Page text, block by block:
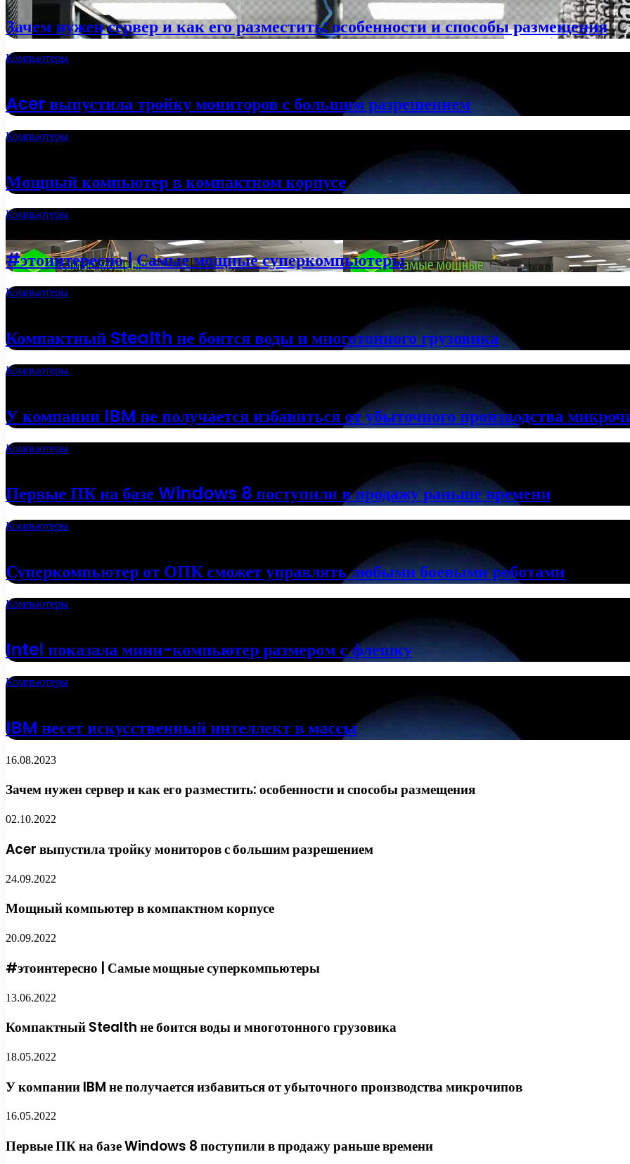
Зачем нужен сервер и как его разместить: особенности и способы размещения
Компьютеры
Acer выпустила тройку мониторов с большим разрешением
Компьютеры
Мощный компьютер в компактном корпусе
Компьютеры
#этоинтересно | Самые мощные суперкомпьютеры
Компьютеры
Компактный Stealth не боится воды и многотонного грузовика
Компьютеры
У компании IBM не получается избавиться от убыточного производства
Компьютеры
Первые ПК на базе Windows 8 поступили в продажу раньше времени
Компьютеры
Суперкомпьютер от ОПК сможет управлять любыми боевыми роботами
Компьютеры
Intel показала мини-компьютер размером с флешку
Компьютеры
IBM несет искусственный интеллект в массы
16.08.2023
Зачем нужен сервер и как его разместить: особенности и способы размещения
02.10.2022
Acer выпустила тройку мониторов с большим разрешением
24.09.2022
Мощный компьютер в компактном корпусе
20.09.2022
#этоинтересно | Самые мощные суперкомпьютеры
13.06.2022
Компактный Stealth не боится воды и многотонного грузовика
18.05.2022
У компании IBM не получается избавиться от убыточного производства микрочипов
16.05.2022
Первые ПК на базе Windows 8 поступили в продажу раньше времени